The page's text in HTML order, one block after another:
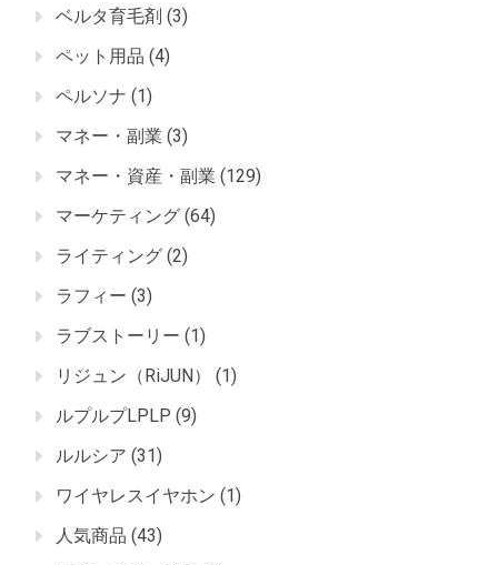
ベルタ育毛剤 (3)
ペット用品 (4)
ペルソナ (1)
マネー・副業 (3)
マネー・資産・副業 (129)
マーケティング (64)
ライティング (2)
ラフィー (3)
ラブストーリー (1)
リジュン（RiJUN）
(1)
ルプルプLPLP (9)
ルルシア (31)
ワイヤレスイヤホン (1)
人気商品 (43)